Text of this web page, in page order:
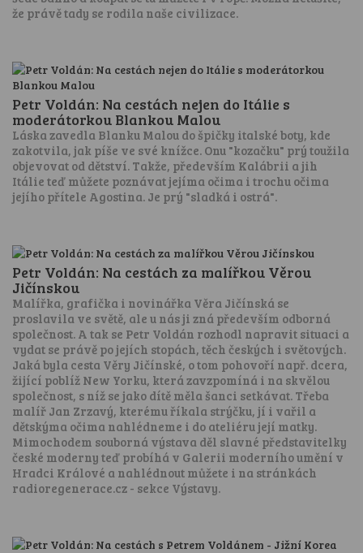
že právě tady se rodila naše civilizace.
Petr Voldán: Na cestách nejen do Itálie s
moderátorkou Blankou Malou
Láska zavedla Blanku Malou do špičky italské boty, kde
zakotvila, jak píše ve své knížce. Onu "kozačku" prý toužila
objevovat od dětství. Takže, především Kalábrii a jih
Itálie teď můžete poznávat jejíma očima i trochu očima
jejího přítele Agostina. Je prý "sladká i ostrá".
Petr Voldán: Na cestách za malířkou Věrou
Jičínskou
Malířka, grafička i novinářka Věra Jičínská se
proslavila ve světě, ale u nás ji zná především odborná
společnost. A tak se Petr Voldán rozhodl napravit situaci a
vydat se právě po jejích stopách, těch českých i světových.
Jaká byla cesta Věry Jičínské, o tom pohovoří např. dcera,
žijící poblíž New Yorku, která zavzpomíná i na skvělou
společnost, s níž se jako dítě měla šanci setkávat. Třeba
malíř Jan Zrzavý, kterému říkala strýčku, jí i vařil a
dětskýma očima nahlédneme i do ateliéru její matky.
Mimochodem souborná výstava děl slavné představitelky
české moderny teď probíhá v Galerii moderního umění v
Hradci Králové a nahlédnout můžete i na stránkách
radioregenerace.cz - sekce Výstavy.